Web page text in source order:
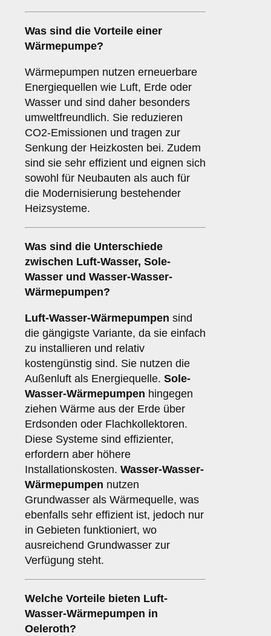
Was sind die Vorteile einer
Wärmepumpe?
Wärmepumpen nutzen erneuerbare
Energiequellen wie Luft, Erde oder
Wasser und sind daher besonders
umweltfreundlich. Sie reduzieren
CO2-Emissionen und tragen zur
Senkung der Heizkosten bei. Zudem
sind sie sehr effizient und eignen sich
sowohl für Neubauten als auch für
die Modernisierung bestehender
Heizsysteme.
Was sind die Unterschiede
zwischen Luft-Wasser, Sole-
Wasser und Wasser-Wasser-
Wärmepumpen?
Luft-Wasser-Wärmepumpen sind
die gängigste Variante, da sie einfach
zu installieren und relativ
kostengünstig sind. Sie nutzen die
Außenluft als Energiequelle. Sole-
Wasser-Wärmepumpen hingegen
ziehen Wärme aus der Erde über
Erdsonden oder Flachkollektoren.
Diese Systeme sind effizienter,
erfordern aber höhere
Installationskosten. Wasser-Wasser-
Wärmepumpen nutzen
Grundwasser als Wärmequelle, was
ebenfalls sehr effizient ist, jedoch nur
in Gebieten funktioniert, wo
ausreichend Grundwasser zur
Verfügung steht.
Welche Vorteile bieten Luft-
Wasser-Wärmepumpen in
Oeleroth?